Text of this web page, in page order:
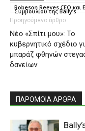
Robeson Reeves CEO και
Συμβουλίου της Bally’s
Προηγούμενο άρθρο
Νέο «Σπίτι μου»: Το
κυβερνητικό σχέδιο
μπαράζ φθηνών
δανείων
ΠΑΡΟΜΟΙΑ ΑΡΘΡΑ